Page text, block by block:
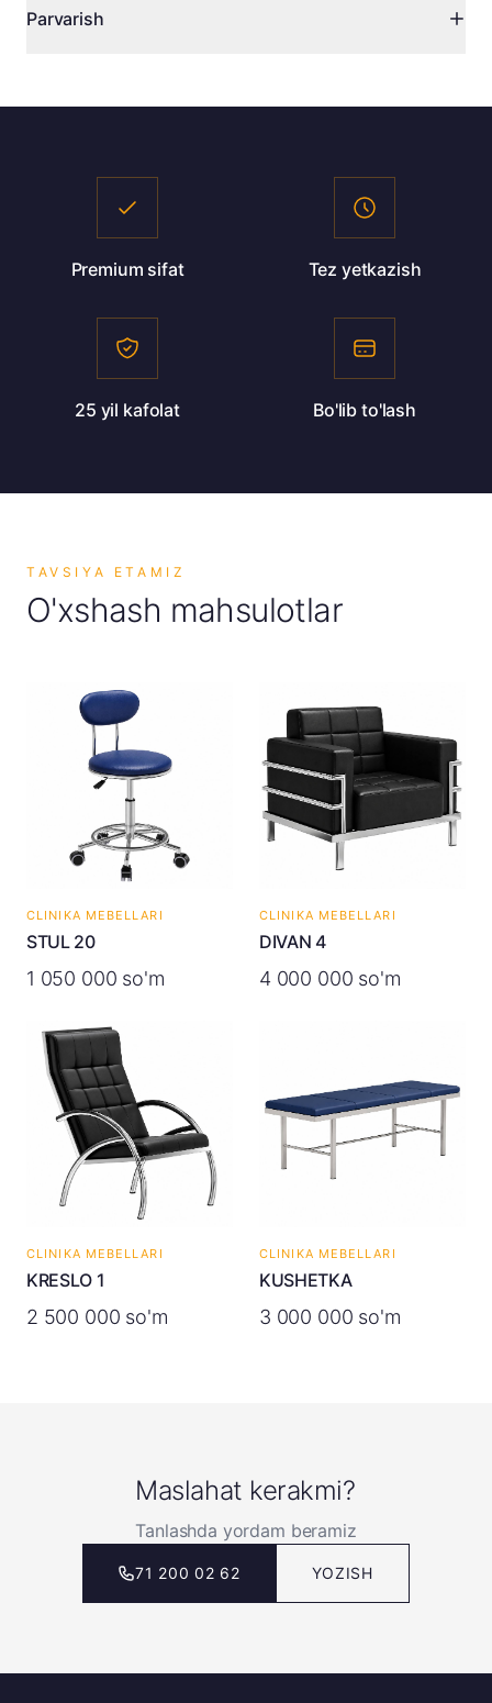
holda.
Parvarish
Premium sifat Tez yetkazish
25 yil kafolat Bo'lib to'lash
TAVSIYA ETAMIZ
O'xshash mahsulotlar
CLINIKA MEBELLARI
STUL 20
1 050 000 so'm
CLINIKA MEBELLARI
DIVAN 4
4 000 000 so'm
CLINIKA MEBELLARI
KRESLO 1
2 500 000 so'm
CLINIKA MEBELLARI
KUSHETKA
3 000 000 so'm
Maslahat kerakmi?
Tanlashda yordam beramiz
71 200 02 62 YOZISH